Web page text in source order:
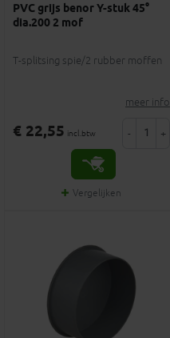
PVC grijs benor Y-stuk 45°
dia.200 2 mof
T-splitsing spie/2 rubber moffen
meer info
€ 22,55 incl.btw - +
Vergelijken